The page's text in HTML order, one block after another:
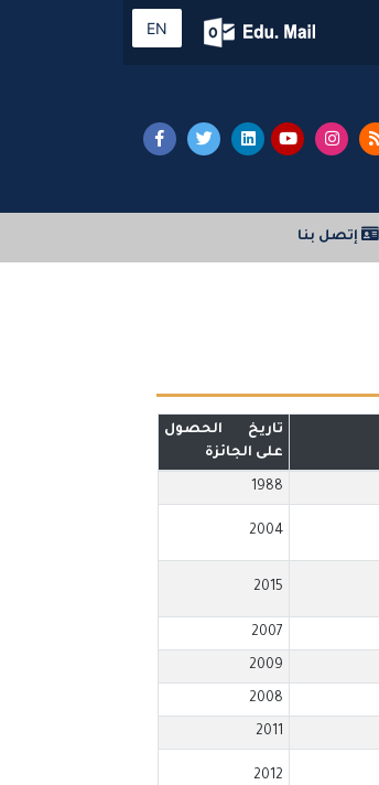
EN
إتصل بنا
تاريخ الحصول
على الجائزة
1988
2004
2015
2007
2009
2008
2011
2012